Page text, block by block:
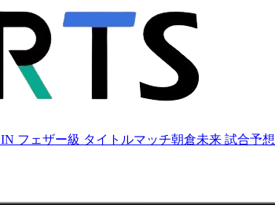
フェザー級 タイトルマッチ朝倉未来 試合予想